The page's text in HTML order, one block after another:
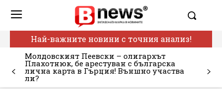
Най-важните новини с точния анализ!
Молдовският Пеевски – олигархът
Плахотнюк, бе арестуван с българска
лична карта в Гърция! Външно участва
ли?